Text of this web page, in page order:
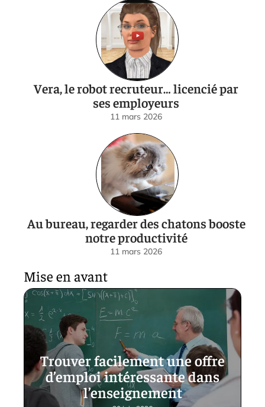
Vera, le robot recruteur… licencié par
ses employeurs
11 mars 2026
Au bureau, regarder des chatons booste
notre productivité
11 mars 2026
Mise en avant
Trouver facilement une offre
d’emploi intéressante dans
l’enseignement